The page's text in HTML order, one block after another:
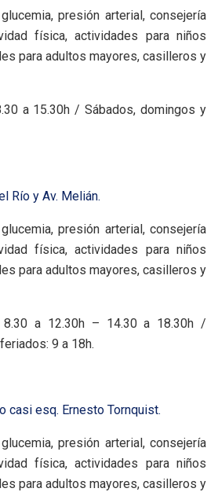
presión arterial, consejería
física, actividades para niños
para adultos mayores, casilleros y
a 15.30h / Sábados, domingos y
Río y Av. Melián.
presión arterial, consejería
física, actividades para niños
para adultos mayores, casilleros y
a 12.30h – 14.30 a 18.30h /
9 a 18h.
casi esq. Ernesto Tornquist.
presión arterial, consejería
física, actividades para niños
para adultos mayores, casilleros y